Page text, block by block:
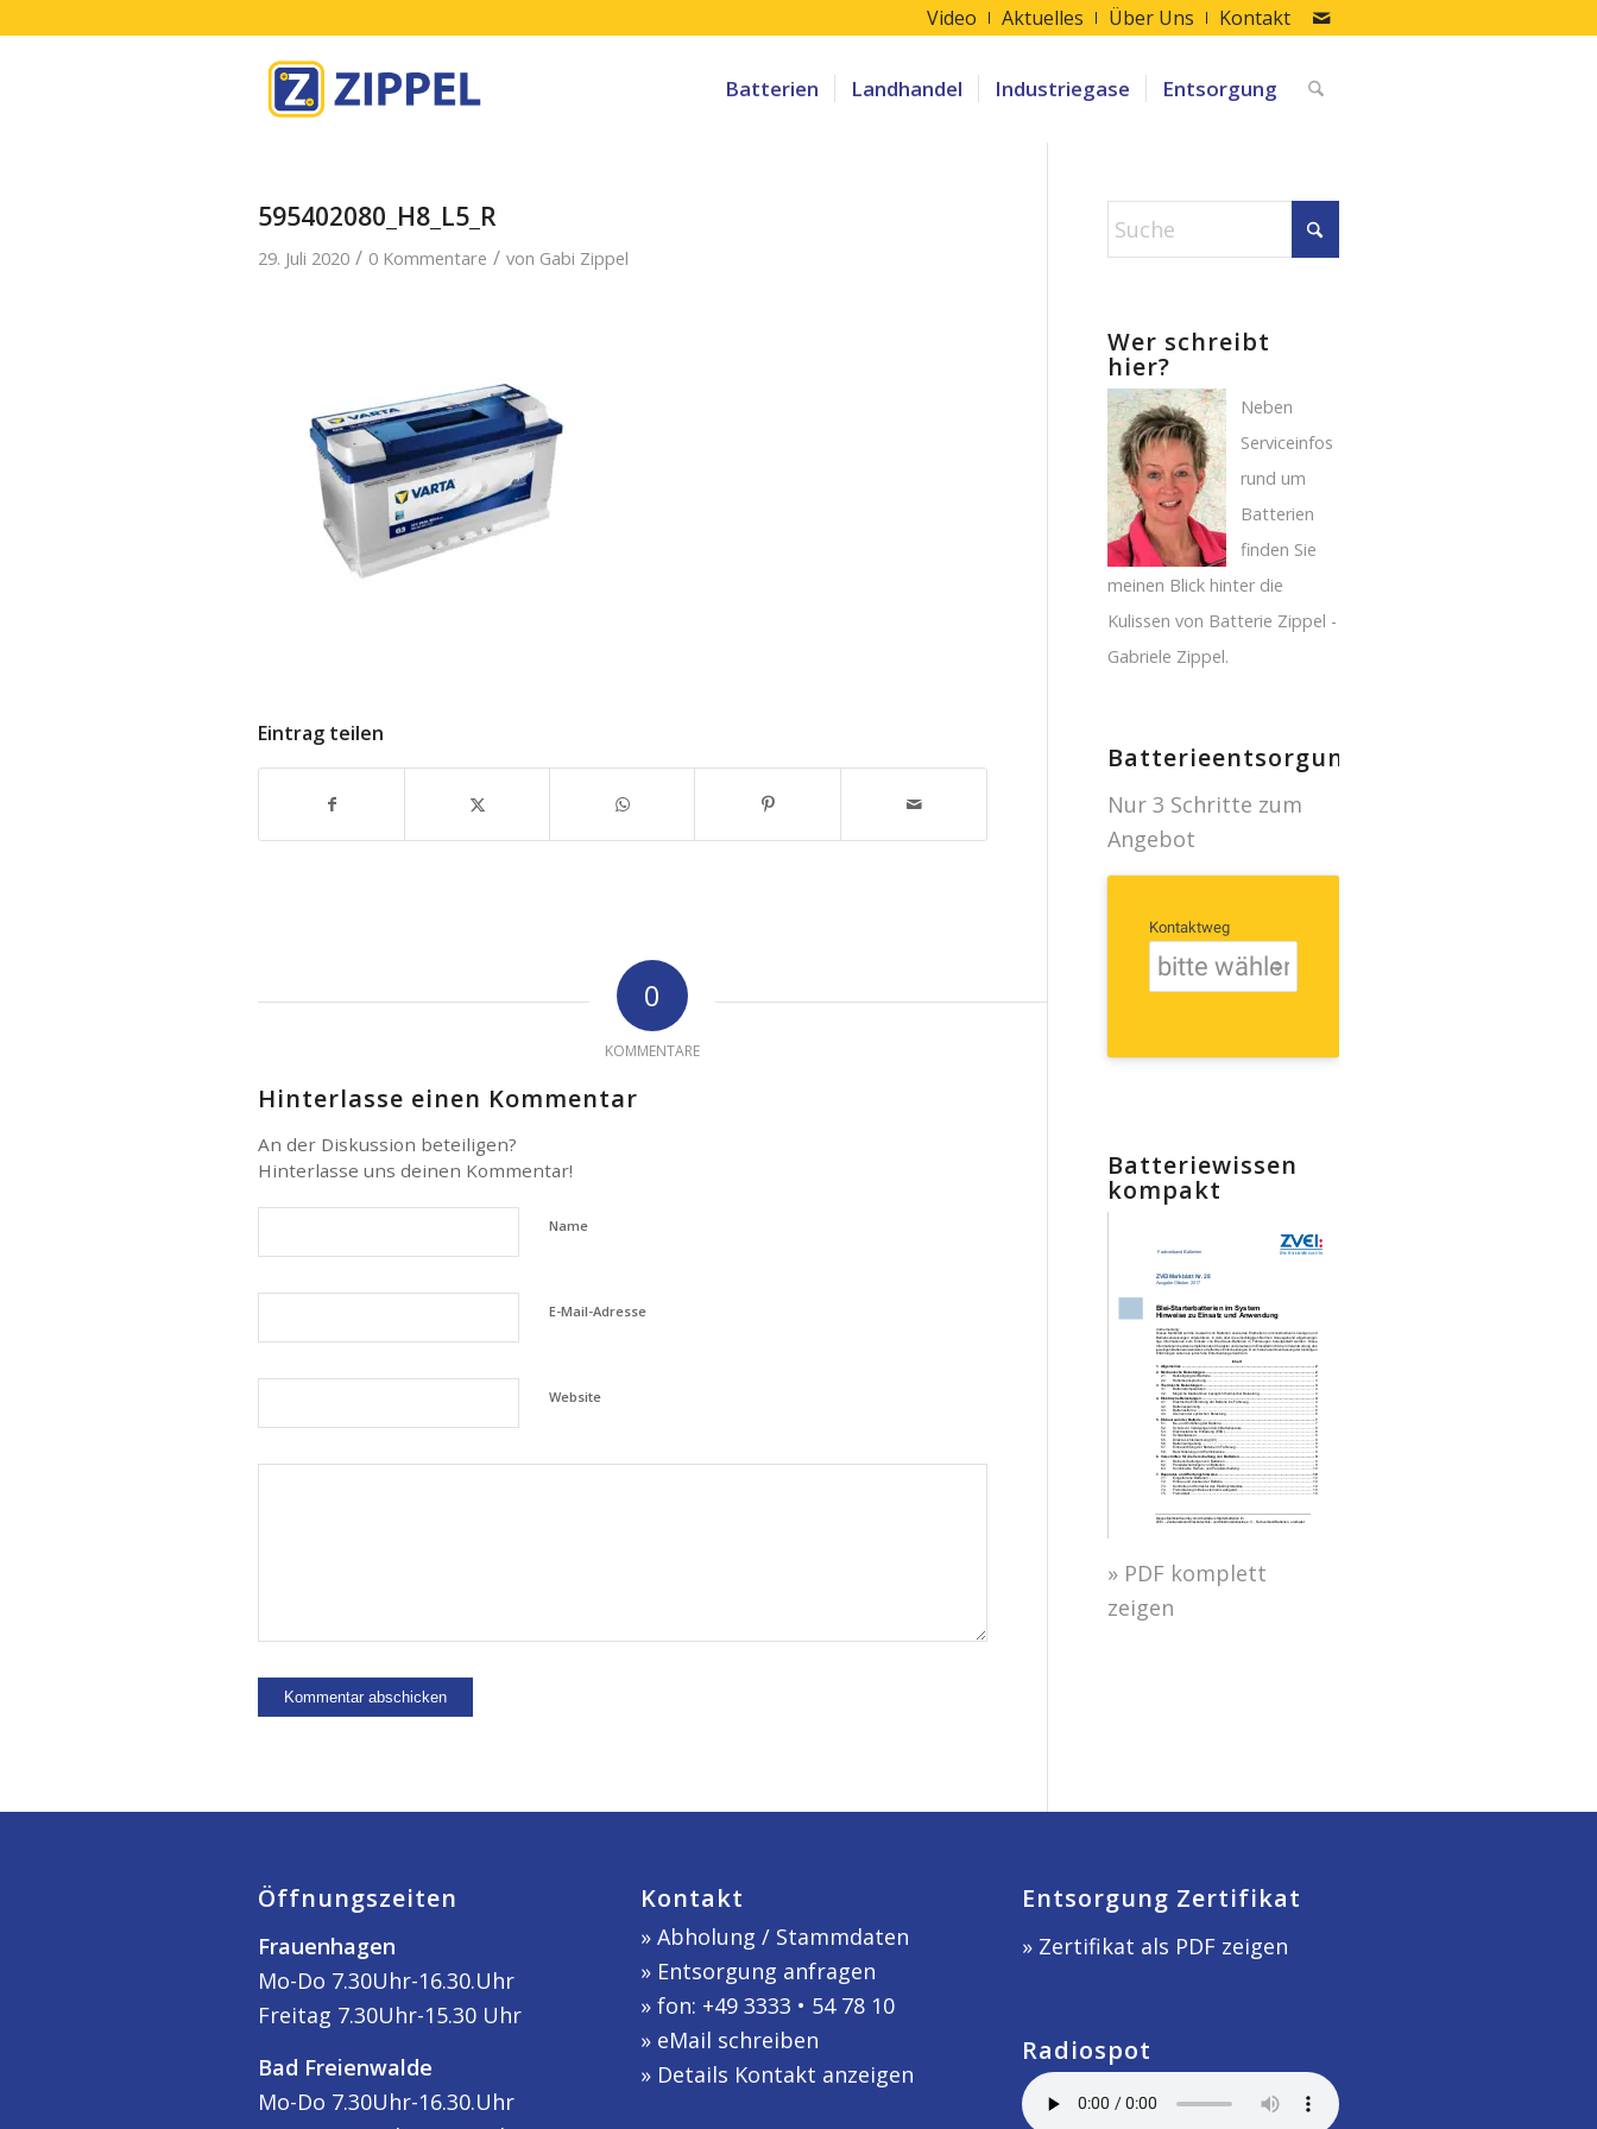
Video Aktuelles Über Uns Kontakt
Batterien Landhandel Industriegase Entsorgung
595402080_H8_L5_R
29. Juli 2020 / 0 Kommentare / von Gabi Zippel
Eintrag teilen
0
KOMMENTARE
Hinterlasse einen Kommentar
An der Diskussion beteiligen?
Hinterlasse uns deinen Kommentar!
Name
E-Mail-Adresse
Website
Wer schreibt
hier?
Neben
Serviceinfos
rund um
Batterien
finden Sie
meinen Blick hinter die
Kulissen von Batterie Zippel -
Gabriele Zippel.
Batterieentsorgung
Nur 3 Schritte zum
Angebot
Kontaktweg
Batteriewissen
kompakt
» PDF komplett
zeigen
Öffnungszeiten
Frauenhagen
Mo-Do 7.30Uhr-16.30.Uhr
Freitag 7.30Uhr-15.30 Uhr
Bad Freienwalde
Mo-Do 7.30Uhr-16.30.Uhr
Kontakt
» Abholung / Stammdaten
» Entsorgung anfragen
» fon: +49 3333 • 54 78 10
» eMail schreiben
» Details Kontakt anzeigen
Entsorgung Zertifikat
» Zertifikat als PDF zeigen
Radiospot